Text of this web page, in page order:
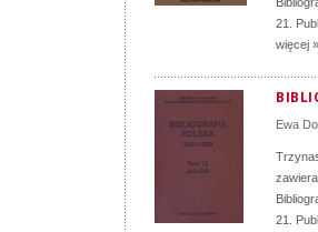
21.
więcej »
Ewa
21.